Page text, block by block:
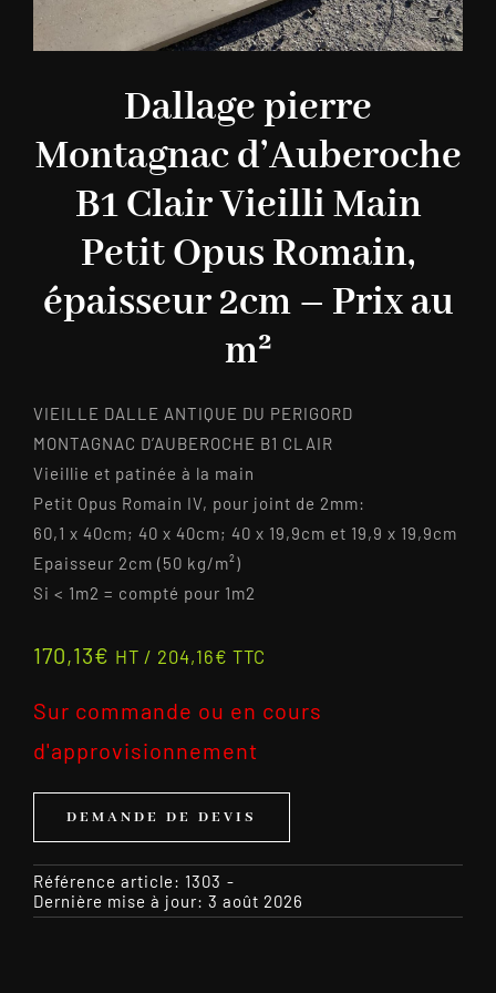
Dallage pierre
Montagnac d’Auberoche
B1 Clair Vieilli Main
Petit Opus Romain,
épaisseur 2cm – Prix au
m²
VIEILLE DALLE ANTIQUE DU PERIGORD
MONTAGNAC D’AUBEROCHE B1 CLAIR
Vieillie et patinée à la main
Petit Opus Romain IV, pour joint de 2mm:
60,1 x 40cm; 40 x 40cm; 40 x 19,9cm et 19,9 x 19,9cm
Epaisseur 2cm (50 kg/m²)
Si < 1m2 = compté pour 1m2
170,13€ HT / 204,16€ TTC
Sur commande ou en cours
d'approvisionnement
DEMANDE DE DEVIS
Référence article: 1303 -
Dernière mise à jour: 3 août 2026